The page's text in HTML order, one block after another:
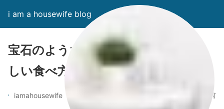
i am a housewife blog
宝石のようなザクロの切り方とおい
しい食べ方[動画有り]
iamahousewife 7年前